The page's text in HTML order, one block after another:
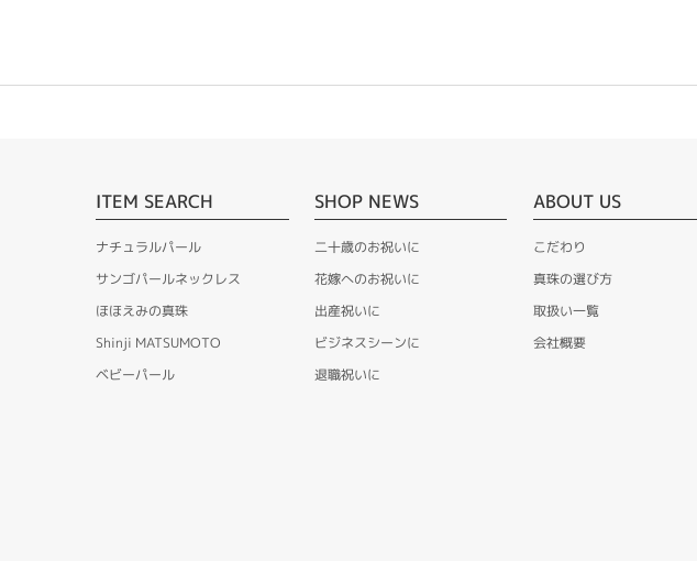
ITEM SEARCH
ナチュラルパール
サンゴパールネックレス
ほほえみの真珠
Shinji MATSUMOTO
ベビーパール
SHOP NEWS
二十歳のお祝いに
花嫁へのお祝いに
出産祝いに
ビジネスシーンに
退職祝いに
ABOUT US
こだわり
真珠の選び方
取扱い一覧
会社概要